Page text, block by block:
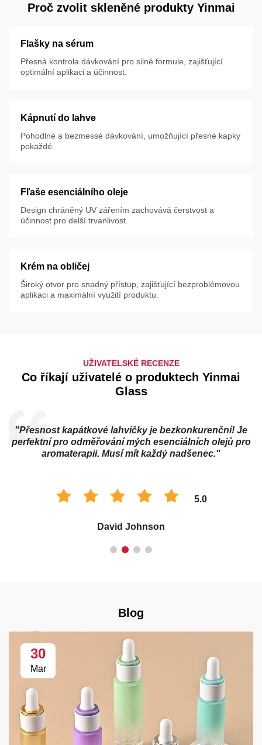
Proč zvolit skleněné produkty Yinmai
Flašky na sérum
Přesná kontrola dávkování pro silné formule, zajišťující
optimální aplikaci a účinnost.
Kápnutí do lahve
Pohodlné a bezmessé dávkování, umožňující přesné kapky
pokaždé.
Fľaše esenciálního oleje
Design chráněný UV zářením zachovává čerstvost a
účinnost pro delší trvanlivost.
Krém na obličej
Široký otvor pro snadný přístup, zajišťující bezproblémovou
aplikaci a maximální využití produktu.
UŽIVATELSKÉ RECENZE
Co říkají uživatelé o produktech Yinmai
Glass
"Přesnost kapátkové lahvičky je bezkonkurenční! Je
perfektní pro odměřování mých esenciálních olejů pro
aromaterapii. Musí mít každý nadšenec."
5.0
David Johnson
Blog
30
Mar